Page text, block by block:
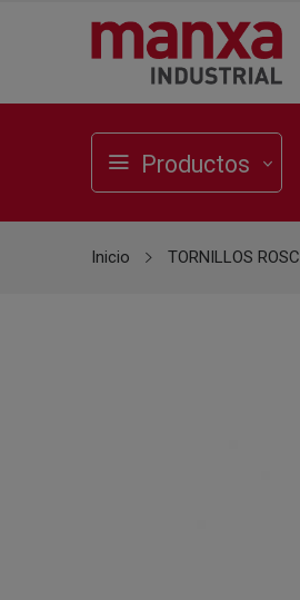
Productos
Inicio TORNILLOS